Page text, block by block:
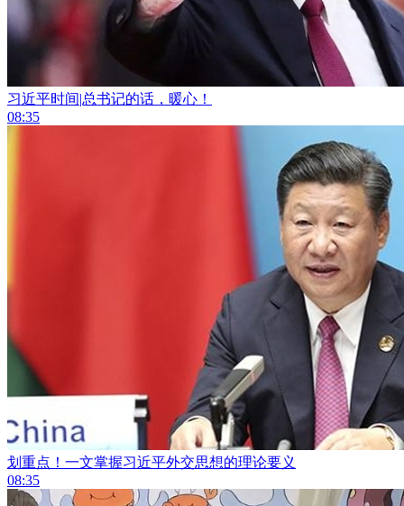
习近平时间|总书记的话，暖心！
08:35
划重点！一文掌握习近平外交思想的理论要义
08:35